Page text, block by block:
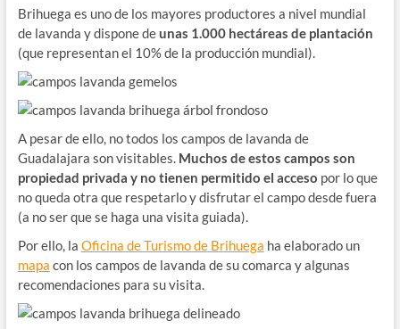
Brihuega es uno de los mayores productores a nivel mundial
de lavanda y dispone deunas 1.000 hectáreas de plantación
(que representan el 10% de la producción mundial).
A pesar de ello, no todos los campos de lavanda de
Guadalajara son visitables. Muchos de estos campos son
propiedad privada y no tienen permitido el acceso por lo que
no queda otra que respetarlo y disfrutar el campo desde fuera
(a no ser que se haga una visita guiada).
Por ello, la Oficina de Turismo de Brihuega ha elaborado un
mapa con los campos de lavanda de su comarca y algunas
recomendaciones para su visita.